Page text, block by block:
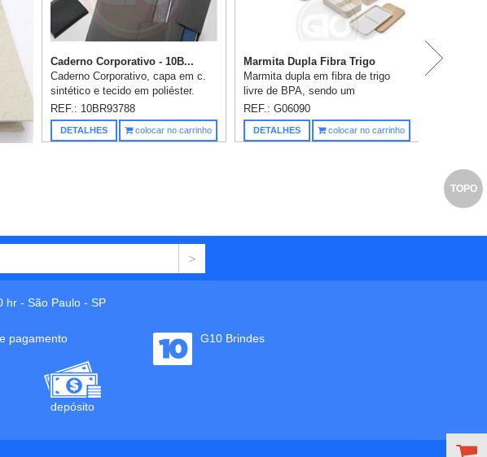
Caderno Corporativo - 10B...
Caderno Corporativo, capa em c.
sintético e tecido em poliéster.
Capa com fecho magnético e bolso
exterior. Caderno removível com
80 folhas não pautadas. C...
REF.: 10BR93788
DETALHES colocar no carrinho
Marmita Dupla Fibra Trigo
Marmita dupla em fibra de trigo
livre de BPA, sendo um
compartimento de 600ml com
tampa de bambu e outro
compartimento de 500ml com
REF.: G06090
DETALHES colocar no carrinho
TOPO
hr - São Paulo - SP
pagamento
depósito
G10 Brindes